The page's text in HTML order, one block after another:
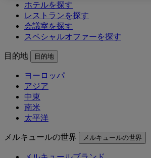
ホテルを探す
レストランを探す
会議室を探す
スペシャルオファーを探す
目的地 目的地
ヨーロッパ
アジア
中東
南米
太平洋
メルキュールの世界 メルキュールの世界